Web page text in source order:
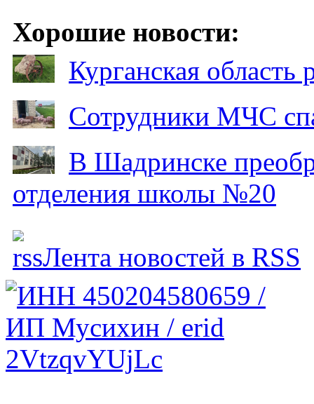
Хорошие новости:
Курганская
Сотрудники МЧС
В Шадринске
отделения школы №20
Лента новостей в RSS